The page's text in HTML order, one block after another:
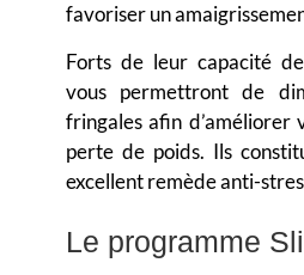
favoriser un
Forts de leur capacité
vous permettront de
fringales afin d’améliorer
perte de poids. Ils
excellent remède anti-
Le programme